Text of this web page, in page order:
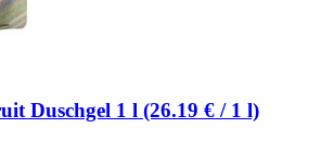
Duschgel 1 l (26.19 € / 1 l)